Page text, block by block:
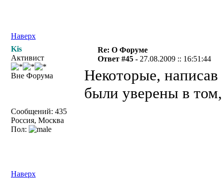
Наверх
Kis
Активист
Вне Форума
Сообщений: 435
Россия, Москва
Пол:
Re: О Форуме
Ответ #45 - 27.08.2009 :: 16:51:44
Некоторые,
были уверены в
Наверх